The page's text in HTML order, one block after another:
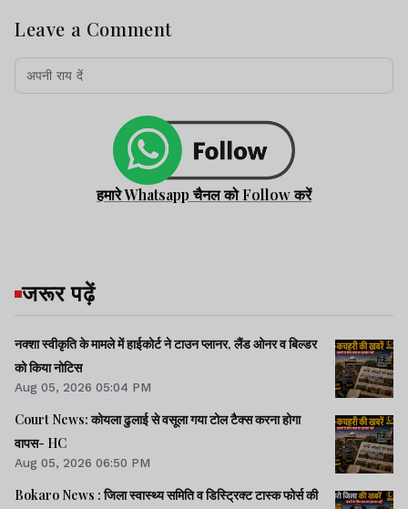
Leave a Comment
हमारे Whatsapp चैनल को Follow करें
जरूर पढ़ें
नक्शा स्वीकृति के मामले में हाईकोर्ट ने टाउन प्लानर, लैंड ओनर व बिल्डर
को किया नोटिस
Aug 05, 2026 05:04 PM
Court News: कोयला ढुलाई से वसूला गया टोल टैक्स करना होगा
वापस- HC
Aug 05, 2026 06:50 PM
Bokaro News : जिला स्वास्थ्य समिति व डिस्ट्रिक्ट टास्क फोर्स की